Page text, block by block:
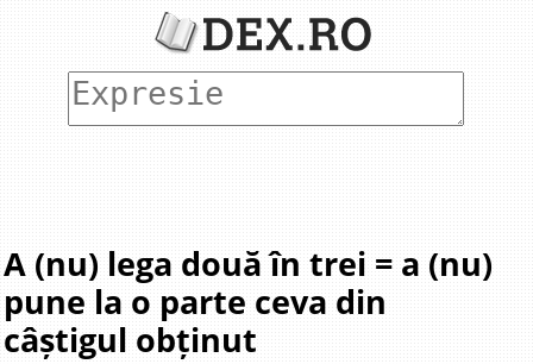
A (nu) lega două în trei = a (nu)
pune la o parte ceva din
câștigul obținut